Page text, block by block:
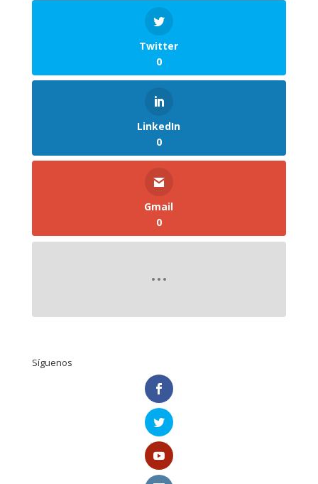
Twitter
0
LinkedIn
0
Gmail
0
Síguenos